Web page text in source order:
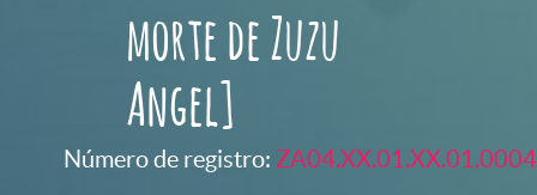
morte de Zuzu
Angel]
Número de registro: ZA04.XX.01.XX.01.0004